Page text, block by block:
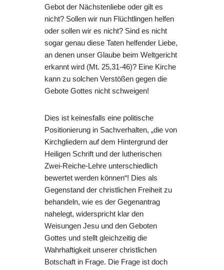
Gebot der Nächstenliebe oder gilt es
nicht? Sollen wir nun Flüchtlingen helfen
oder sollen wir es nicht? Sind es nicht
sogar genau diese Taten helfender Liebe,
an denen unser Glaube beim Weltgericht
erkannt wird (Mt. 25,31-46)? Eine Kirche
kann zu solchen Verstößen gegen die
Gebote Gottes nicht schweigen!
Dies ist keinesfalls eine politische
Positionierung in Sachverhalten, „die von
Kirchgliedern auf dem Hintergrund der
Heiligen Schrift und der lutherischen
Zwei-Reiche-Lehre unterschiedlich
bewertet werden können“! Dies als
Gegenstand der christlichen Freiheit zu
behandeln, wie es der Gegenantrag
nahelegt, widerspricht klar den
Weisungen Jesu und den Geboten
Gottes und stellt gleichzeitig die
Wahrhaftigkeit unserer christlichen
Botschaft in Frage. Die Frage ist doch